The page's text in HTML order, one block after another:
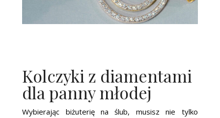
Kolczyki z diamentami
dla panny młodej
Wybierając biżuterię na ślub, musisz nie tylko